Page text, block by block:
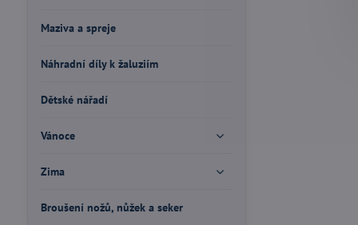
Maziva a spreje
Náhradní díly k žaluziím
Dětské nářadí
Vánoce
Zima
Broušení nožů, nůžek a seker